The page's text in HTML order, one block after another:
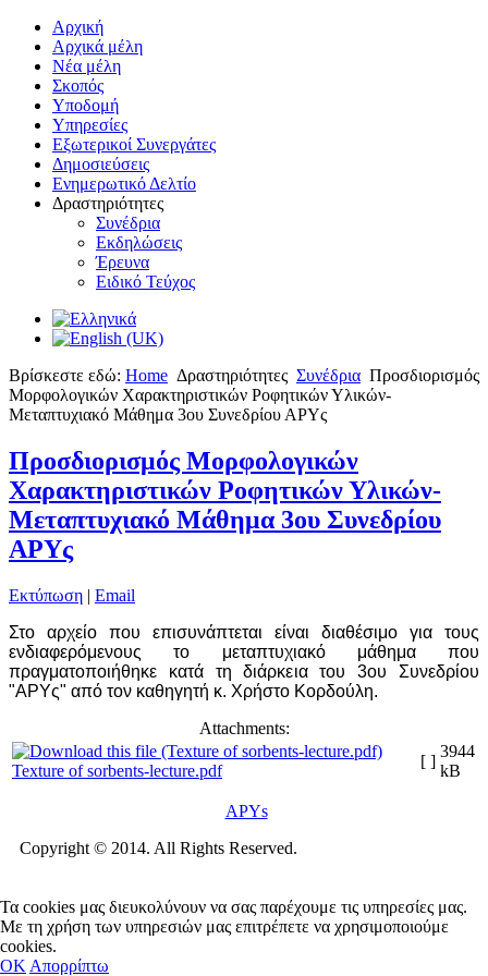
Αρχική
Αρχικά μέλη
Νέα μέλη
Σκοπός
Υποδομή
Υπηρεσίες
Εξωτερικοί Συνεργάτες
Δημοσιεύσεις
Ενημερωτικό Δελτίο
Δραστηριότητες
Συνέδρια
Εκδηλώσεις
Έρευνα
Ειδικό Τεύχος
Βρίσκεστε εδώ: Home Δραστηριότητες Συνέδρια Προσδιορισμός
Μορφολογικών Χαρακτηριστικών Ροφητικών Υλικών-
Μεταπτυχιακό Μάθημα 3ου Συνεδρίου ΑΡΥς
Προσδιορισμός Μορφολογικών
Χαρακτηριστικών Ροφητικών Υλικών-
Μεταπτυχιακό Μάθημα 3ου Συνεδρίου
ΑΡΥς
Εκτύπωση | Email
Στο αρχείο που επισυνάπτεται είναι διαθέσιμο για τους
ενδιαφερόμενους το μεταπτυχιακό μάθημα που
πραγματοποιήθηκε κατά τη διάρκεια του 3ου Συνεδρίου
"ΑΡΥς" από τον καθηγητή κ. Χρήστο Κορδούλη.
Attachments:
Texture of sorbents-lecture.pdf
[ ]
3944
kB
APYs
Copyright © 2014. All Rights Reserved.
Τα cookies μας διευκολύνουν να σας παρέχουμε τις υπηρεσίες μας.
Με τη χρήση των υπηρεσιών μας επιτρέπετε να χρησιμοποιούμε
cookies.
OΚ Απορρίπτω